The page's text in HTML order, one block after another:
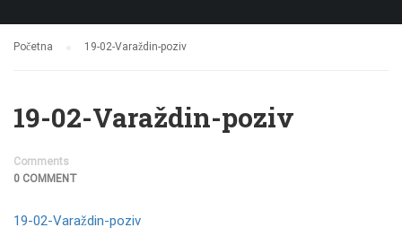
Početna 19-02-Varaždin-poziv
19-02-Varaždin-poziv
Comments
0 COMMENT
19-02-Varaždin-poziv